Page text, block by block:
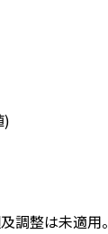
)
調整は未適用。